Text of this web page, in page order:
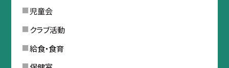
児童会
クラブ活動
給食・食育